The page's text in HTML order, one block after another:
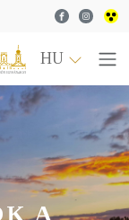
Facebook
HU
A